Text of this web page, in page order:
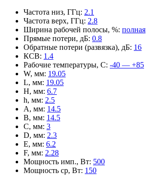
Частота низ, ГГц: 2.1
Частота верх, ГГц: 2.8
Ширина рабочей полосы, %: полная
Прямые потери, дБ: 0.8
Обратные потери (развязка), дБ: 16
КСВ: 1.4
Рабочие температуры, С: -40 — +85
W, мм: 19.05
L, мм: 19.05
H, мм: 6.7
h, мм: 2.5
A, мм: 14.5
B, мм: 14.5
C, мм: 3
D, мм: 2.3
E, мм: 6.2
F, мм: 2.28
Мощность имп., Вт: 500
Мощность ср, Вт: 150